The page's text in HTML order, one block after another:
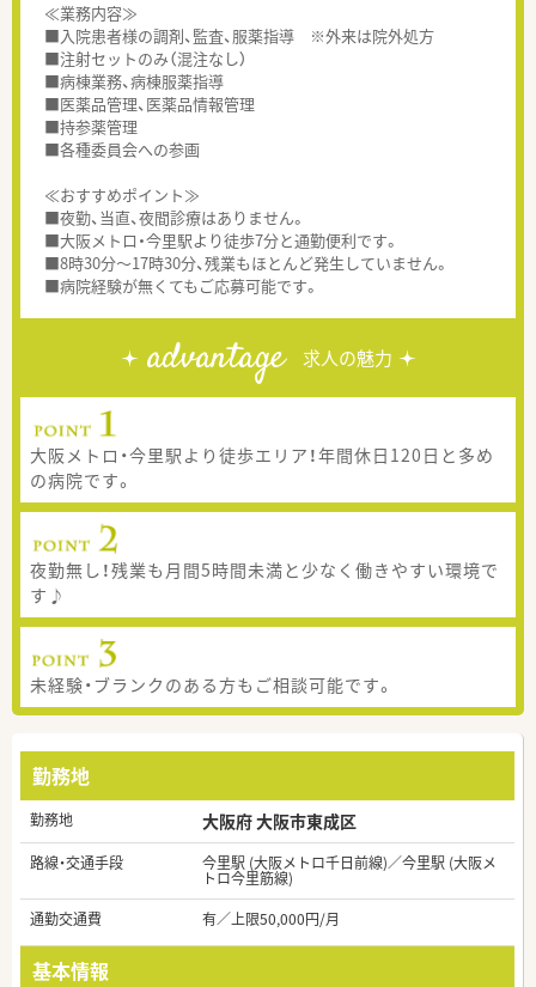
≪業務内容≫
■入院患者様の調剤、監査、服薬指導 ※外来は院外処方
■注射セットのみ（混注なし）
■病棟業務、病棟服薬指導
■医薬品管理、医薬品情報管理
■持参薬管理
■各種委員会への参画
≪おすすめポイント≫
■夜勤、当直、夜間診療はありません。
■大阪メトロ・今里駅より徒歩7分と通勤便利です。
■8時30分～17時30分、残業もほとんど発生していません。
■病院経験が無くてもご応募可能です。
advantage 求人の魅力
大阪メトロ・今里駅より徒歩エリア！年間休日120日と多め
の病院です。
夜勤無し！残業も月間5時間未満と少なく働きやすい環境で
す♪
未経験・ブランクのある方もご相談可能です。
勤務地
勤務地 大阪府 大阪市東成区
路線・交通手段 今里駅 (大阪メトロ千日前線)／今里駅 (大阪メ
トロ今里筋線)
通勤交通費
有／上限50,000円/月
基本情報